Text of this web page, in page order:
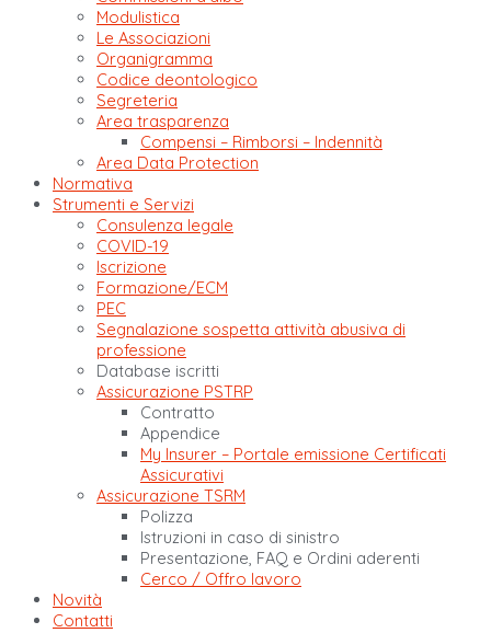
Modulistica
Le Associazioni
Organigramma
Codice deontologico
Segreteria
Area trasparenza
Compensi – Rimborsi – Indennità
Area Data Protection
Normativa
Strumenti e Servizi
Consulenza legale
COVID-19
Iscrizione
Formazione/ECM
PEC
Segnalazione sospetta attività abusiva di
professione
Database iscritti
Assicurazione PSTRP
Contratto
Appendice
My Insurer – Portale emissione Certificati
Assicurativi
Assicurazione TSRM
Polizza
Istruzioni in caso di sinistro
Presentazione, FAQ e Ordini aderenti
Cerco / Offro lavoro
Novità
Contatti